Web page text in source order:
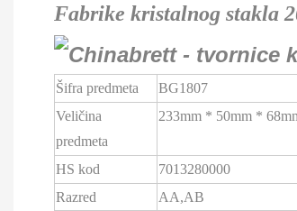
Fabrike kristalnog stakla
Šifra predmeta
BG1807
Veličina
predmeta
233mm * 50mm *
HS kod
7013280000
Razred
AA,AB